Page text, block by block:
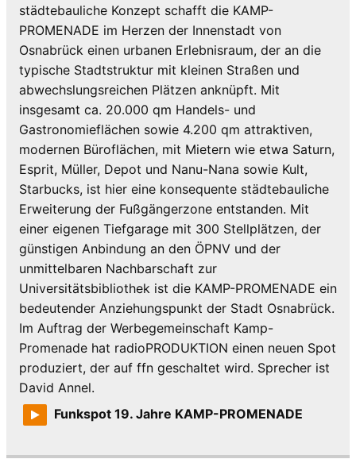
städtebauliche Konzept schafft die KAMP-
PROMENADE im Herzen der Innenstadt von
Osnabrück einen urbanen Erlebnisraum, der an die
typische Stadtstruktur mit kleinen Straßen und
abwechslungsreichen Plätzen anknüpft. Mit
insgesamt ca. 20.000 qm Handels- und
Gastronomieflächen sowie 4.200 qm attraktiven,
modernen Büroflächen, mit Mietern wie etwa Saturn,
Esprit, Müller, Depot und Nanu-Nana sowie Kult,
Starbucks, ist hier eine konsequente städtebauliche
Erweiterung der Fußgängerzone entstanden. Mit
einer eigenen Tiefgarage mit 300 Stellplätzen, der
günstigen Anbindung an den ÖPNV und der
unmittelbaren Nachbarschaft zur
Universitätsbibliothek ist die KAMP-PROMENADE ein
bedeutender Anziehungspunkt der Stadt Osnabrück.
Im Auftrag der Werbegemeinschaft Kamp-
Promenade hat radioPRODUKTION einen neuen Spot
produziert, der auf ffn geschaltet wird. Sprecher ist
David Annel.
Funkspot 19. Jahre KAMP-PROMENADE